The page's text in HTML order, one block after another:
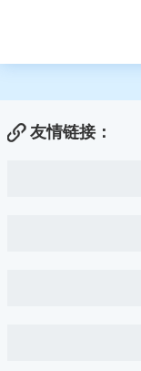
友情链接：